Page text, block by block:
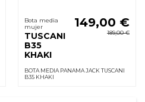
Bota media
mujer
TUSCANI
B35
KHAKI
149,00 €
189,00 €
BOTA MEDIA PANAMA JACK TUSCANI
B35 KHAKI